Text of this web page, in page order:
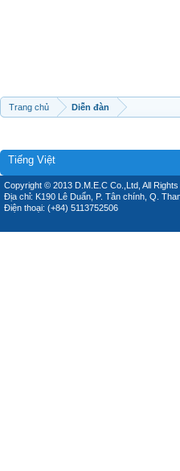
Trang chủ Diễn đàn
Tiếng Việt
Copyright © 2013 D.M.E.C Co.,Ltd, All Rights
Địa chỉ: K190 Lê Duẩn, P. Tân chính, Q.
Điện thoại: (+84) 5113752506